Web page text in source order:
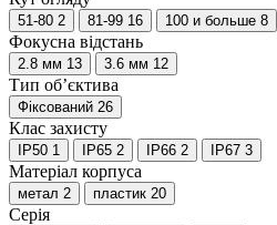
51-80 2 81-99 16 100 и больше 8
Фокусна відстань
2.8 мм 13 3.6 мм 12
Тип об’єктива
Фіксований 26
Клас захисту
IP50 1 IP65 2 IP66 2 IP67 3
Матеріал корпуса
метал 2 пластик 20
Серія